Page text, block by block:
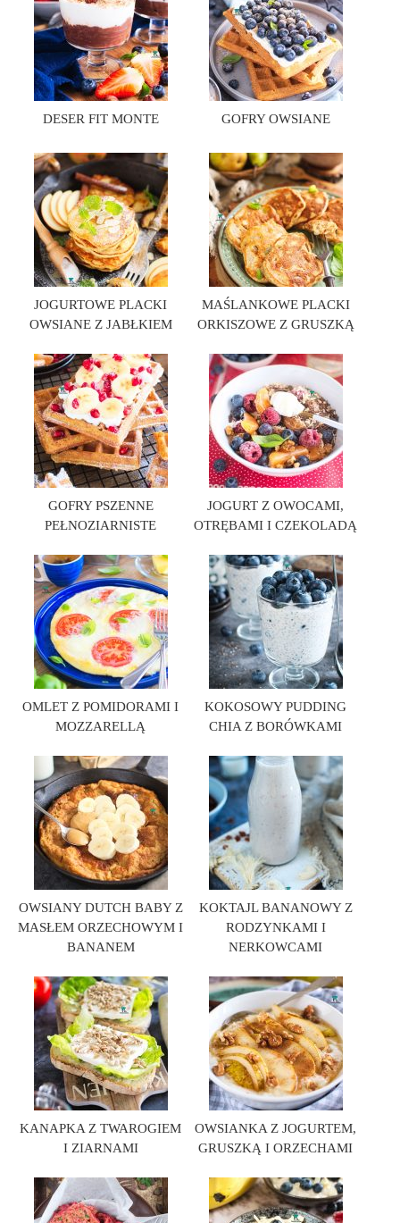
DESER FIT MONTE GOFRY OWSIANE
JOGURTOWE PLACKI
OWSIANE Z JABŁKIEM
MAŚLANKOWE PLACKI
ORKISZOWE Z GRUSZKĄ
GOFRY PSZENNE
PEŁNOZIARNISTE
JOGURT Z OWOCAMI,
OTRĘBAMI I CZEKOLADĄ
OMLET Z POMIDORAMI I
MOZZARELLĄ
KOKOSOWY PUDDING
CHIA Z BORÓWKAMI
OWSIANY DUTCH BABY Z
MASŁEM ORZECHOWYM I
BANANEM
KOKTAJL BANANOWY Z
RODZYNKAMI I
NERKOWCAMI
KANAPKA Z TWAROGIEM
I ZIARNAMI
OWSIANKA Z JOGURTEM,
GRUSZKĄ I ORZECHAMI